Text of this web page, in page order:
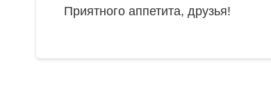
Приятного аппетита, друзья!